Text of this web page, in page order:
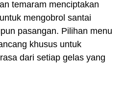
temaram menciptakan
mengobrol santai
pasangan. Pilihan menu
khusus untuk
dari setiap gelas yang